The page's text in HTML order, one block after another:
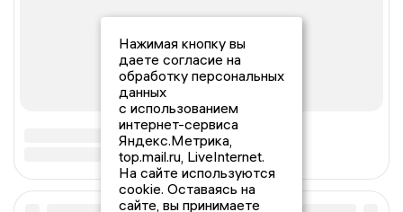
Нажимая кнопку вы
даете согласие на
обработку персональных
данных
с использованием
интернет-сервиса
Яндекс.Метрика,
top.mail.ru, LiveInternet.
На сайте используются
cookie. Оставаясь на
сайте, вы принимаете